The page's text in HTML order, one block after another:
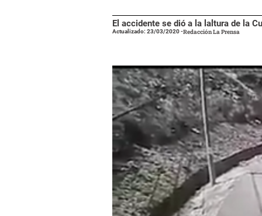
El accidente se dió a la laltura de la
Actualizado: 23/03/2020-Redacción La Prensa